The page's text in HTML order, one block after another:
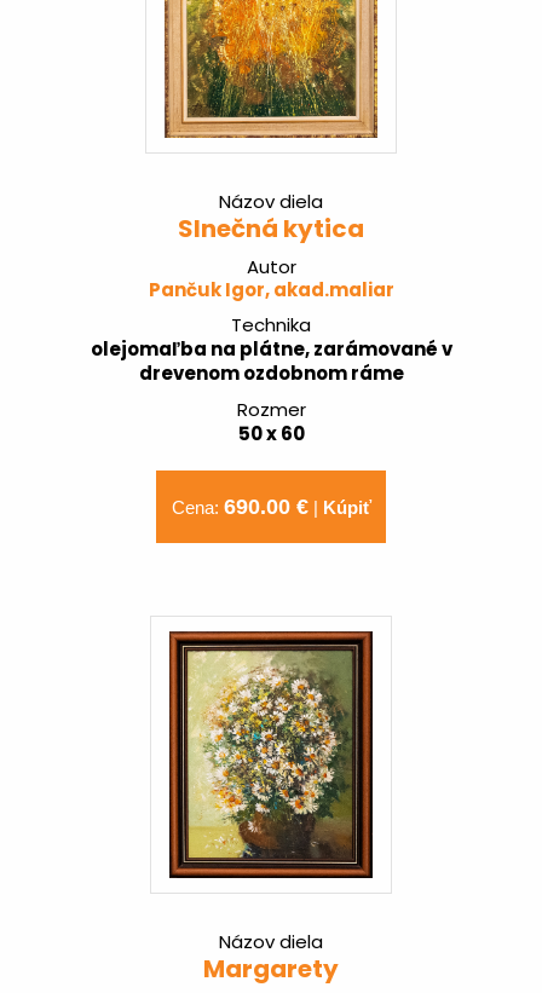
Názov diela
Slnečná kytica
Autor
Pančuk Igor, akad.maliar
Technika
olejomaľba na plátne, zarámované v
drevenom ozdobnom ráme
Rozmer
50 x 60
Cena: 690.00 €| Kúpiť
Názov diela
Margarety